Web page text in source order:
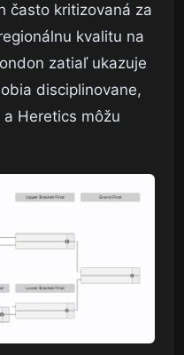
často kritizovaná za
kvalitu na
zatiaľ ukazuje
disciplinovane,
Heretics môžu